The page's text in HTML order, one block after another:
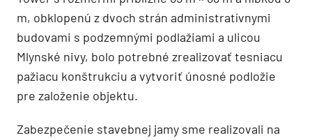
m, obklopenú z dvoch strán administratívnymi
budovami s podzemnými podlažiami a ulicou
Mlynské nivy, bolo potrebné zrealizovať tesniacu
pažiacu konštrukciu a vytvoriť únosné podložie
pre založenie objektu.
Zabezpečenie stavebnej jamy sme realizovali na